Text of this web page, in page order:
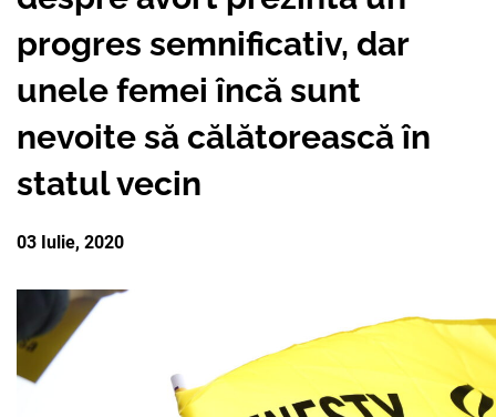
PARTENERII
AVORTUL
PREVENIREA
EDUCAȚIA SEXUALĂ
NOUTĂȚI NOUTATI CIDSR
DE LA PARTENERII
PUBLICAȚII
progres semnificativ, dar
unele femei încă sunt
nevoite să călătorească în
statul vecin
03 Iulie, 2020